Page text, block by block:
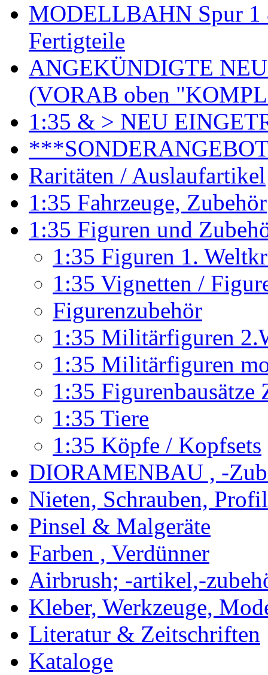
MODELLBAHN Spur 1
Fertigteile
ANGEKÜNDIGTE
(VORAB oben
1:35 & > NEU
Raritäten / Auslaufartikel
1:35 Fahrzeuge, Zubehör
1:35 Figuren und
1:35 Figuren 1.
1:35 Vignetten /
Figurenzubehör
1:35 Militärfiguren
1:35 Militärfiguren
1:35
1:35 Tiere
1:35 Köpfe / Kopfsets
DIORAMENBAU , -
Nieten, Schrauben,
Pinsel & Malgeräte
Farben , Verdünner
Airbrush; -artikel,-
Kleber, Werkzeuge,
Literatur & Zeitschriften
Kataloge